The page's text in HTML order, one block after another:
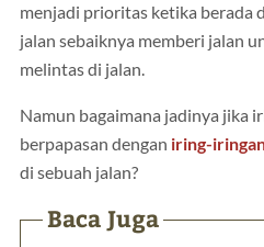
menjadi prioritas ketika berada
jalan sebaiknya memberi jalan
melintas di jalan.
Namun bagaimana jadinya jika
berpapasan dengan iring-
di sebuah jalan?
Baca Juga